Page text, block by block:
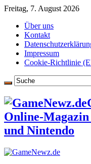
Freitag, 7. August 2026
Über uns
Kontakt
Impressum
Cookie-Richtlinie
Online-
und Nintendo